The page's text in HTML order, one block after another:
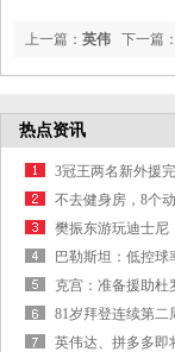
下一篇：
上一篇： 英伟
达、拼多多即将公布业
热点资讯
3冠王两名新外援
不去健身房，8个
樊振东游玩迪士尼
巴勒斯坦：低控球
克宫：准备援助杜
81岁拜登连续第二
英伟达、拼多多即